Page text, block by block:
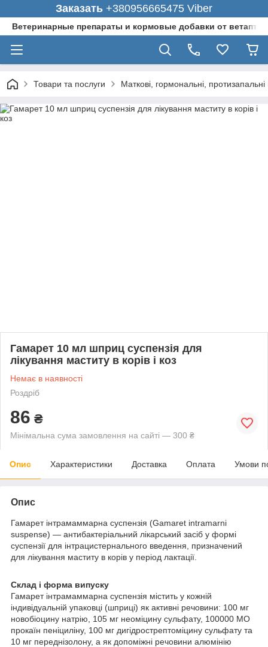
Заказать +380956665475 Viber
Ветеринарные препараты и кормовые добавки от
Товари та послуги Маткові, гормональні,
Гамарет 10 мл шприц суспензія для
лікування маститу в корів і коз
Немає в наявності
Роздріб
86 ₴
Мінімальна сума замовлення на сайті — 300 ₴
Опис Характеристики Доставка Оплата Умови
Опис
Гамарет інтрамаммарна суспензія (Gamaret intramarni
suspense) — антибактеріальний лікарський засіб у формі
суспензії для інтрацистернального введення, призначений
для лікування маститу в корів у період лактації.
Склад і форма випуску
Гамарет інтрамаммарна суспензія містить у кожній
індивідуальній упаковці (шприці) як активні речовини: 100 мг
новобіоцину натрію, 105 мг неоміцину сульфату, 100000 МО
прокаїн пеніциліну, 100 мг дигідрострептоміцину сульфату та
10 мг переднізолону, а як допоміжні речовини алюмінію